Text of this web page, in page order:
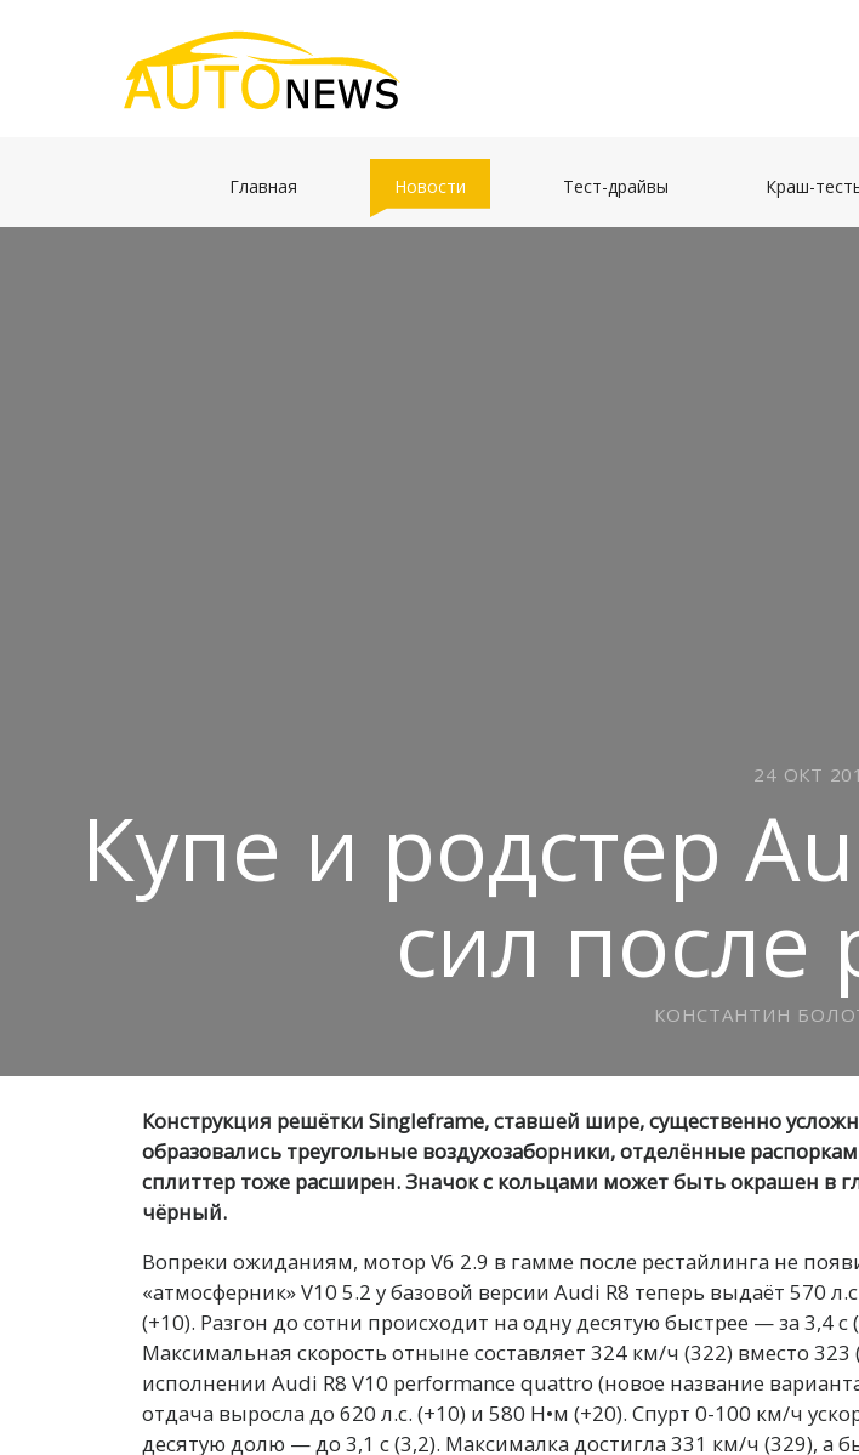
Главная Новости Тест-драйвы Краш-
24 ОКТ
Купе и родстер
сил
КОНСТАНТИН
Конструкция решётки Singleframe, ставшей шире, существенно
образовались треугольные воздухозаборники, отделённые
сплиттер тоже расширен. Значок с кольцами может быть окрашен в
чёрный.
Вопреки ожиданиям, мотор V6 2.9 в гамме после рестайлинга не
«атмосферник» V10 5.2 у базовой версии Audi R8 теперь выдаёт 570
(+10). Разгон до сотни происходит на одну десятую быстрее — за 3,4 с
Максимальная скорость отныне составляет 324 км/ч (322) вместо
исполнении Audi R8 V10 performance quattro (новое название
отдача выросла до 620 л.с. (+10) и 580 Н•м (+20). Спурт 0-100 км/ч
десятую долю — до 3,1 с (3,2). Максималка достигла 331 км/ч (329), а